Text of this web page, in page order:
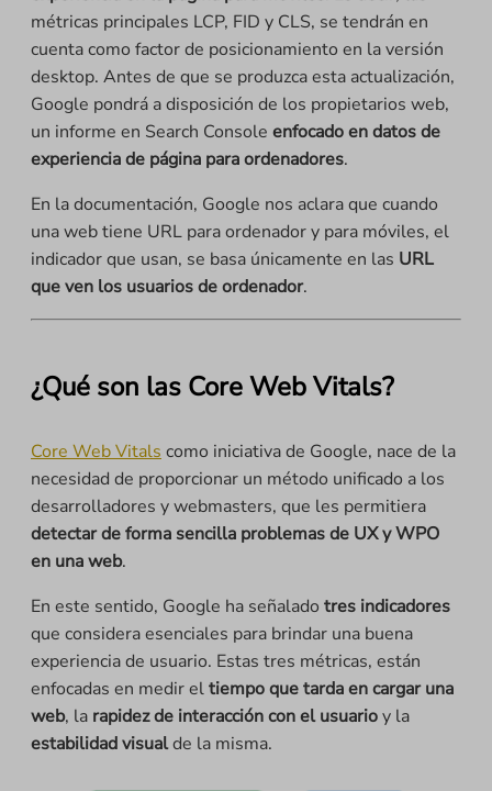
métricas principales LCP, FID y CLS, se tendrán en
cuenta como factor de posicionamiento en la versión
desktop. Antes de que se produzca esta actualización,
Google pondrá a disposición de los propietarios web,
un informe en Search Console enfocado en datos de
experiencia de página para ordenadores.
En la documentación, Google nos aclara que cuando
una web tiene URL para ordenador y para móviles, el
indicador que usan, se basa únicamente en las URL
que ven los usuarios de ordenador.
¿Qué son las Core Web Vitals?
Core Web Vitals como iniciativa de Google, nace de la
necesidad de proporcionar un método unificado a los
desarrolladores y webmasters, que les permitiera
detectar de forma sencilla problemas de UX y WPO
en una web.
En este sentido, Google ha señalado tres indicadores
que considera esenciales para brindar una buena
experiencia de usuario. Estas tres métricas, están
enfocadas en medir eltiempo que tarda en cargar una
web, la rapidez de interacción con el usuarioy la
estabilidad visualde la misma.